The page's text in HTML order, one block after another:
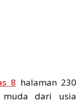
8 halaman 230
dari usia